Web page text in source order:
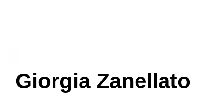
Giorgia Zanellato